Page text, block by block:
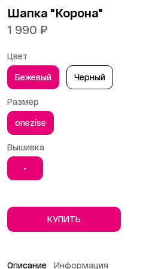
Шапка "Корона"
1 990 ₽
Цвет
Бежевый Черный
Размер
onezise
Вышивка
-
КУПИТЬ
Описание Информация